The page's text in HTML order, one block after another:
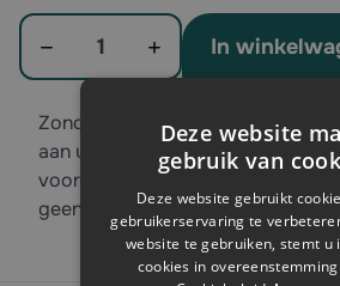
Aantal
In
Zonder goede doppen of bitten
aan uw slagmachine, daarom is
voor iedereen met een
geen enkele maat of aansluiting
Deze website
gebruik van
Deze website gebruikt
gebruikerservaring te
website te gebruiken, stemt u
cookies in